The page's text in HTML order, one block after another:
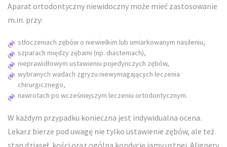
Aparat ortodontyczny niewidoczny może mieć zastosowanie
m.in. przy:
stłoczeniach zębów o niewielkim lub umiarkowanym nasileniu,
szparach między zębami (np. diastemach),
nieprawidłowym ustawieniu pojedynczych zębów,
wybranych wadach zgryzu niewymagających leczenia
chirurgicznego,
nawrotach po wcześniejszym leczeniu ortodontycznym.
W każdym przypadku konieczna jest indywidualna ocena.
Lekarz bierze pod uwagę nie tylko ustawienie zębów, ale też
stan dziąseł, kości oraz ogólną kondycję jamy ustnej. Alignery